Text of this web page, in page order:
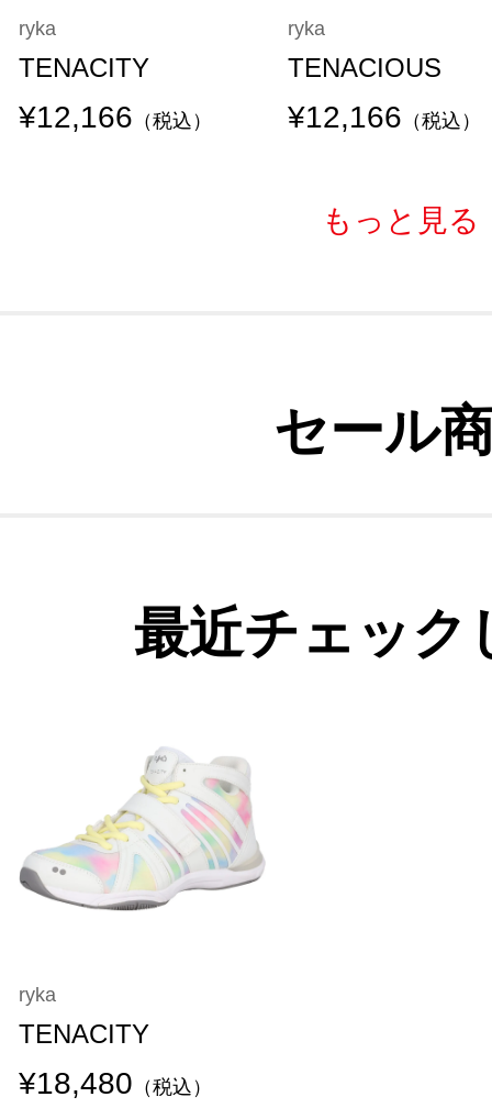
ryka
TENACITY
¥12,166 （税込）
ryka
TENACIOUS
¥12,166 （税込）
もっと見る
セール
最近チェック
ryka
TENACITY
¥18,480 （税込）